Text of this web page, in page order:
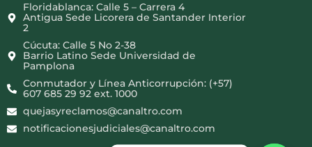
Floridablanca: Calle 5 – Carrera 4
Antigua Sede Licorera de Santander Interior
2
Cúcuta: Calle 5 No 2-38
Barrio Latino Sede Universidad de
Pamplona
Conmutador y Línea Anticorrupción: (+57)
607 685 29 92 ext. 1000
quejasyreclamos@canaltro.com
notificacionesjudiciales@canaltro.com